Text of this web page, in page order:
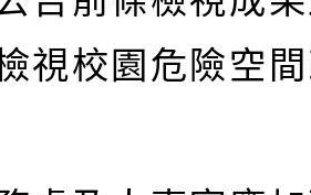
視校園危險空